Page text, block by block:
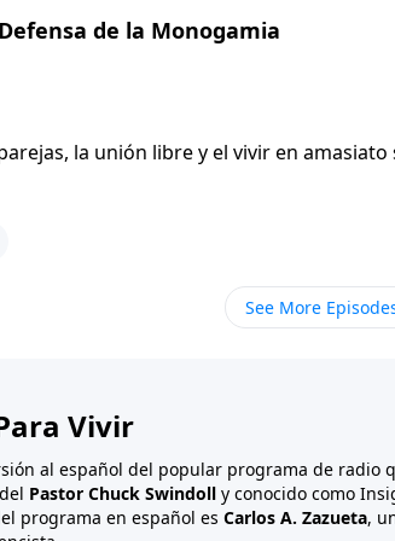
de la Monogamia
la unión libre y el vivir en
y la deshonra. Algunas parejas
vida alternativos, la Biblia es ignorada
que la monogamia es ya un concepto
a Aquel que originó el matrimonio, a
See More
Vivir
al español del popular programa de radio
Pastor Chuck Swindoll y conocido como
programa en español es Carlos A. Zazueta,